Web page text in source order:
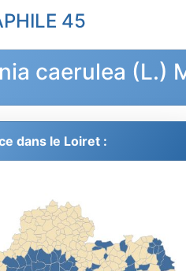
45
caerulea (L.)
dans le Loiret :